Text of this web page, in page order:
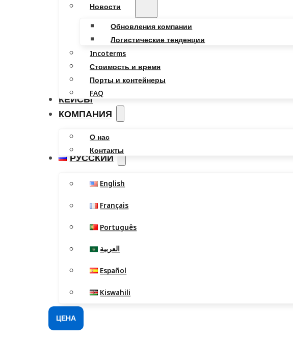
Новости
Обновления компании
Логистические тенденции
Incoterms
Стоимость и время
Порты и контейнеры
FAQ
КЕЙСЫ
КОМПАНИЯ
О нас
Контакты
РУССКИЙ
English
Français
Português
العربية
Español
Kiswahili
ЦЕНА